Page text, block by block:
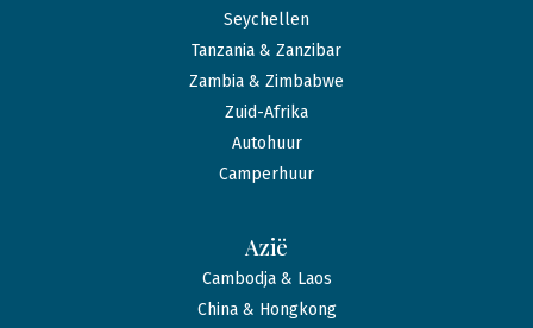
Seychellen
Tanzania & Zanzibar
Zambia & Zimbabwe
Zuid-Afrika
Autohuur
Camperhuur
Azië
Cambodja & Laos
China & Hongkong